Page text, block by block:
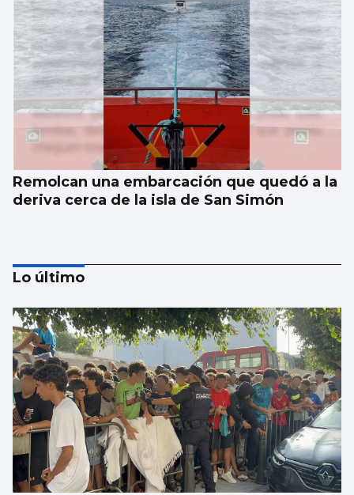
Remolcan una embarcación que quedó a la
deriva cerca de la isla de San Simón
Un hombre se atrinchera en su vivienda de
Redondela armado
Lo último